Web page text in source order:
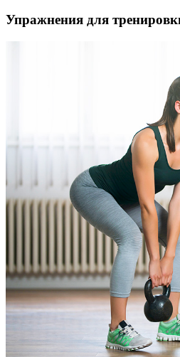
Упражнения для